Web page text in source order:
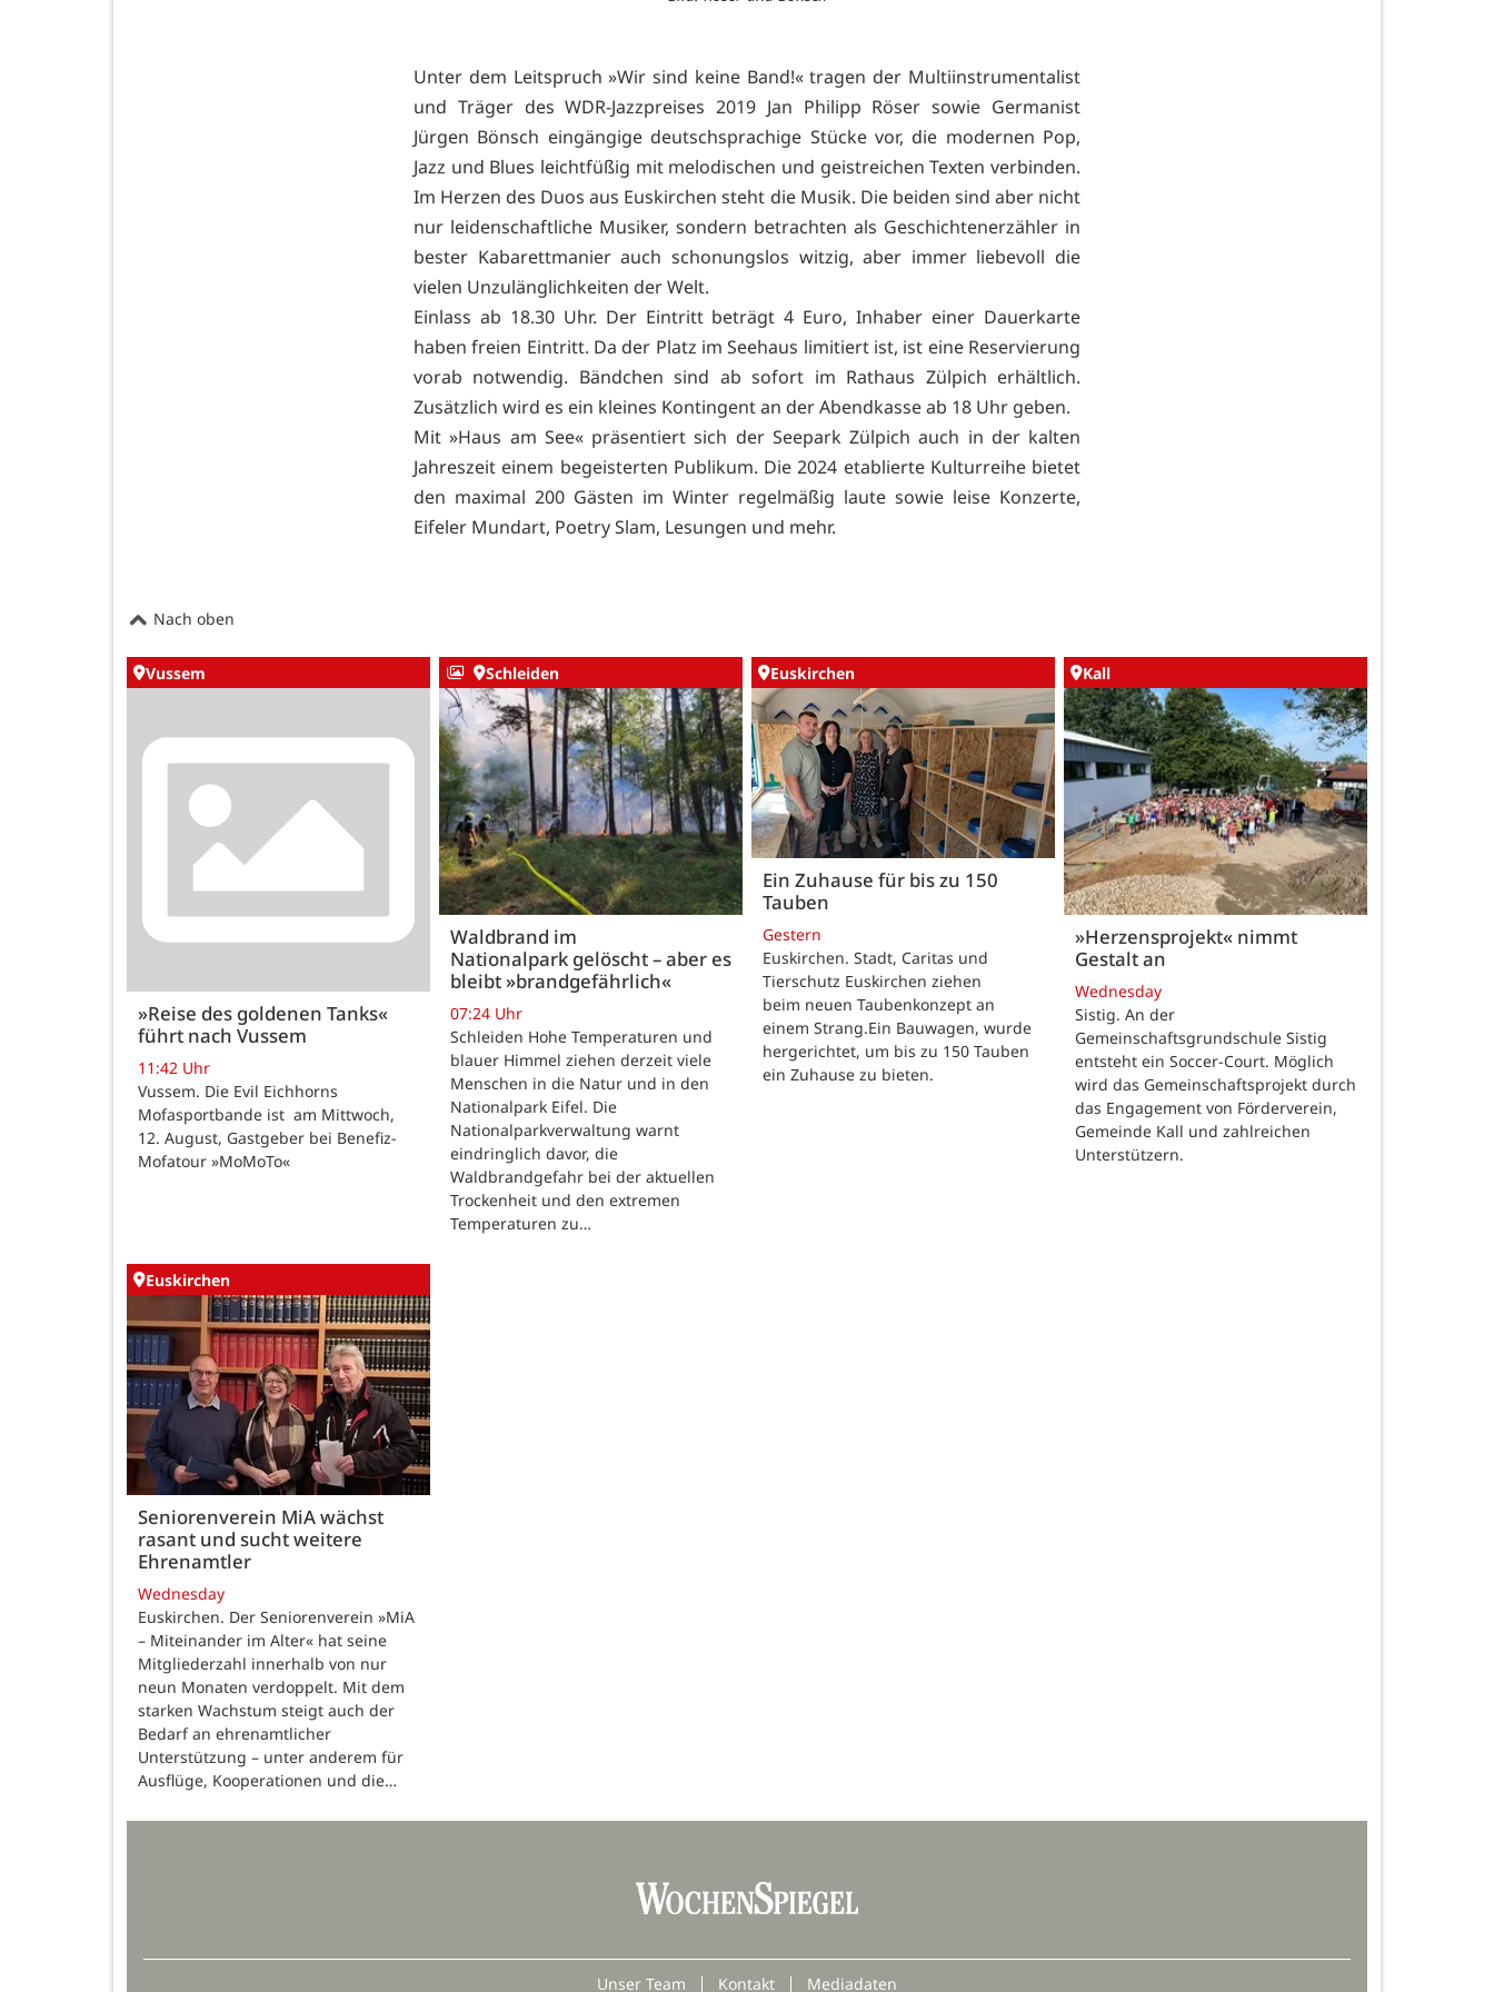
Unter dem Leitspruch »Wir sind keine Band!« tragen der Multiinstrumentalist
und Träger des WDR-Jazzpreises 2019 Jan Philipp Röser sowie Germanist
Jürgen Bönsch eingängige deutschsprachige Stücke vor, die modernen Pop,
Jazz und Blues leichtfüßig mit melodischen und geistreichen Texten verbinden.
Im Herzen des Duos aus Euskirchen steht die Musik. Die beiden sind aber nicht
nur leidenschaftliche Musiker, sondern betrachten als Geschichtenerzähler in
bester Kabarettmanier auch schonungslos witzig, aber immer liebevoll die
vielen Unzulänglichkeiten der Welt.
Einlass ab 18.30 Uhr. Der Eintritt beträgt 4 Euro, Inhaber einer Dauerkarte
haben freien Eintritt. Da der Platz im Seehaus limitiert ist, ist eine Reservierung
vorab notwendig. Bändchen sind ab sofort im Rathaus Zülpich erhältlich.
Zusätzlich wird es ein kleines Kontingent an der Abendkasse ab 18 Uhr geben.
Mit »Haus am See« präsentiert sich der Seepark Zülpich auch in der kalten
Jahreszeit einem begeisterten Publikum. Die 2024 etablierte Kulturreihe bietet
den maximal 200 Gästen im Winter regelmäßig laute sowie leise Konzerte,
Eifeler Mundart, Poetry Slam, Lesungen und mehr.
Nach oben
Vussem
»Reise des goldenen Tanks«
führt nach Vussem
11:42 Uhr
Vussem. Die Evil Eichhorns
Mofasportbande ist am Mittwoch,
12. August, Gastgeber bei Benefiz-
Mofatour »MoMoTo«
Schleiden
Waldbrand im
Nationalpark gelöscht – aber es
bleibt »brandgefährlich«
07:24 Uhr
Schleiden Hohe Temperaturen und
blauer Himmel ziehen derzeit viele
Menschen in die Natur und in den
Nationalpark Eifel. Die
Nationalparkverwaltung warnt
eindringlich davor, die
Waldbrandgefahr bei der aktuellen
Trockenheit und den extremen
Temperaturen zu…
Euskirchen
Ein Zuhause für bis zu 150
Tauben
Gestern
Euskirchen. Stadt, Caritas und
Tierschutz Euskirchen ziehen
beim neuen Taubenkonzept an
einem Strang.Ein Bauwagen, wurde
hergerichtet, um bis zu 150 Tauben
ein Zuhause zu bieten.
Kall
»Herzensprojekt« nimmt
Gestalt an
Wednesday
Sistig. An der
Gemeinschaftsgrundschule Sistig
entsteht ein Soccer-Court. Möglich
wird das Gemeinschaftsprojekt durch
das Engagement von Förderverein,
Gemeinde Kall und zahlreichen
Unterstützern.
Euskirchen
Seniorenverein MiA wächst
rasant und sucht weitere
Ehrenamtler
Wednesday
Euskirchen. Der Seniorenverein »MiA
– Miteinander im Alter« hat seine
Mitgliederzahl innerhalb von nur
neun Monaten verdoppelt. Mit dem
starken Wachstum steigt auch der
Bedarf an ehrenamtlicher
Unterstützung – unter anderem für
Ausflüge, Kooperationen und die…
Unser Team Kontakt Mediadaten